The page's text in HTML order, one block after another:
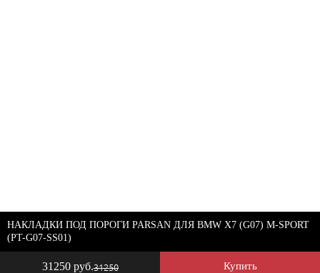
31250 руб.31250 Купить
НАКЛАДКИ ПОД ПОРОГИ PARSAN ДЛЯ BMW X7 (G07) M-SPORT
(PT-G07-SS01)